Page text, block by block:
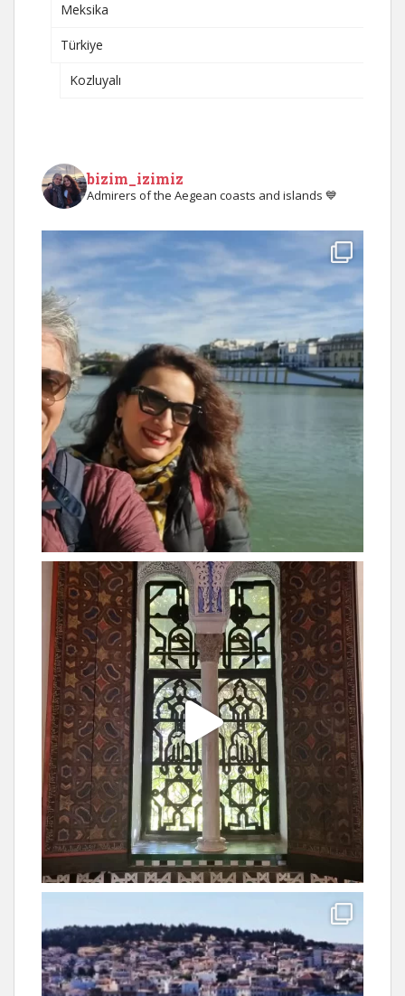
Meksika
Türkiye
Kozluyalı
bizim_izimiz
Admirers of the Aegean coasts and islands 💙